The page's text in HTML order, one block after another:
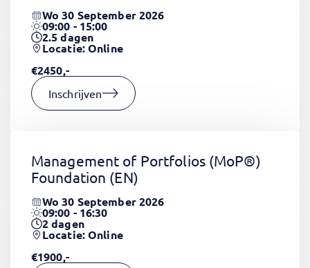
Wo 30 September 2026
09:00 - 15:00
2.5dagen
Locatie: Online
€2450,-
Inschrijven
Management of Portfolios (MoP®)
Foundation (EN)
Wo 30 September 2026
09:00 - 16:30
2dagen
Locatie: Online
€1900,-